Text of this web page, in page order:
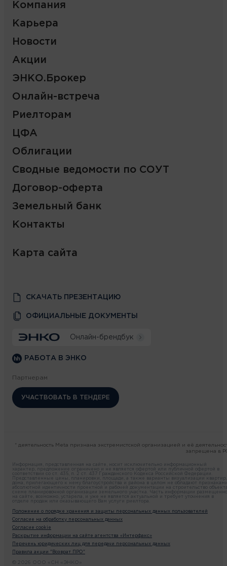
Компания
Карьера
Новости
Акции
ЭНКО.Брокер
Онлайн-встреча
Риелторам
ЦФА
Облигации
Сводные ведомости по СОУТ
Договор-оферта
Земельный банк
Контакты
Карта сайта
СКАЧАТЬ ПРЕЗЕНТАЦИЮ
ОФИЦИАЛЬНЫЕ ДОКУМЕНТЫ
Онлайн-брендбук
РАБОТА В ЭНКО
Партнерам
УЧАСТВОВАТЬ В ТЕНДЕРЕ
* деятельность Meta признана экстремистской организацией и её
запрещена в
Информация, представленная на сайте, носит исключительно информационный
характер, предложение ограничено и не является офертой или публичной офертой в
соответствии со ст. 435, п. 2 ст. 437 Гражданского Кодекса Российской Федерации.
Представленные цены, планировки, площади, а также варианты визуализации квартир,
дома, прилегающего к нему благоустройства и района в целом не обладают
абсолютной идентичности проектной и рабочей документации на строительство
схеме планировочной организации земельного участка. Часть информации
на сайте, возможно, устарела, и уже не является актуальной и требует уточнения в
отделе продаж или оказывающего Вам услуги риелтора.
Положение о порядке хранения и защиты персональных данных пользователей
Согласие на обработку персональных данных
Согласие cookie
Раскрытие информации на сайте агентства «Интерфакс»
Перечень юридических лиц для передачи персональных данных
Правила акции "Возврат ПРО"
© 2026 ООО «СН «ЭНКО»